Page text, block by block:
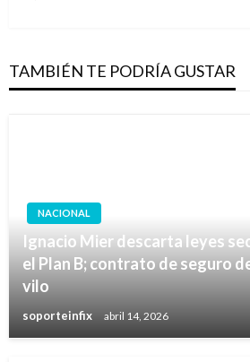
TAMBIÉN TE PODRÍA GUSTAR
NACIONAL
Ignacio Mier descarta leyes
el Plan B; contrato de seguro
vilo
soporteinfix abril 14, 2026